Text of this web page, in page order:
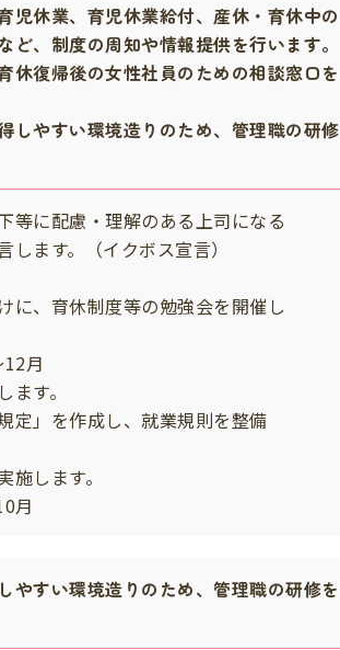
児休業、育児休業給付、産休・育休中の
ど、制度の周知や情報提供を行います。
休復帰後の女性社員のための相談窓口を
しやすい環境造りのため、管理職の研修
等に配慮・理解のある上司になる
ます。（イクボス宣言）
に、育休制度等の勉強会を開催し
月
ます。
定」を作成し、就業規則を整備
施します。
月
やすい環境造りのため、管理職の研修を